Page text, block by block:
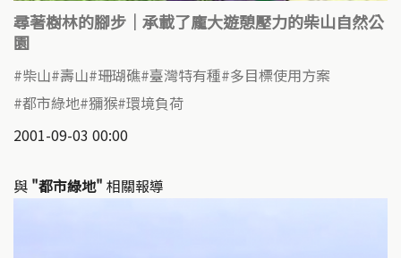
尋著樹林的腳步｜承載了龐大遊憩壓力的柴山自然公
園
柴山 壽山 珊瑚礁 臺灣特有種 多目標使用方案
都市綠地 獼猴 環境負荷
2001-09-03 00:00
與 "都市綠地" 相關報導